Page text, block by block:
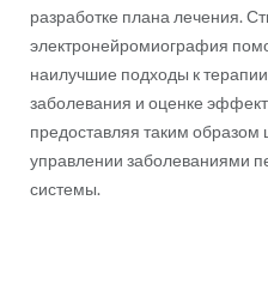
разработке плана лечения.
электронейромиография
наилучшие подходы к
заболевания и оценке
предоставляя таким
управлении заболеваниями
системы.